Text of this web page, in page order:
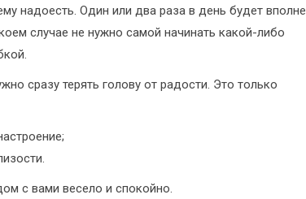
надоесть. Один или два раза в день будет вполне
случае не нужно самой начинать какой-либо
сразу терять голову от радости. Это только
с вами весело и спокойно.